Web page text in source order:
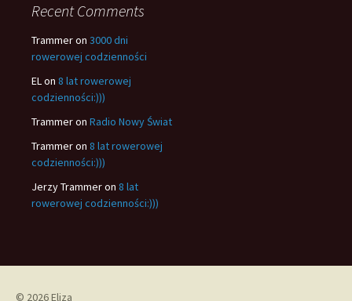
Recent Comments
Trammeron 3000 dni
rowerowej codzienności
ELon 8 lat rowerowej
codzienności:)))
Trammeron Radio Nowy Świat
Trammeron 8 lat rowerowej
codzienności:)))
Jerzy Trammeron 8 lat
rowerowej codzienności:)))
© 2026 Eliza